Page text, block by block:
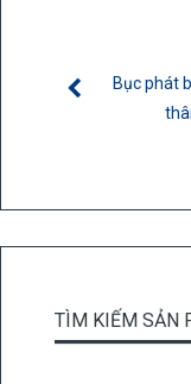
Bục phát
TÌM KIẾM SẢN